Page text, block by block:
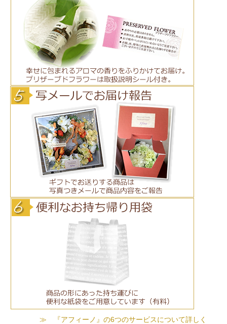
≫ 『アフィーノ』の6つのサービスについて詳しく